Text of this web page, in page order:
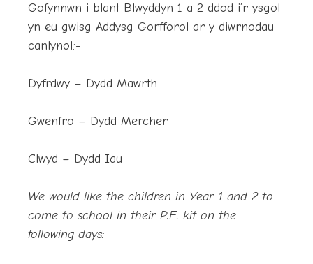
Gofynnwn i blant Blwyddyn 1 a 2 ddod i’r ysgol
yn eu gwisg Addysg Gorfforol ar y diwrnodau
canlynol:-
Dyfrdwy – Dydd Mawrth
Gwenfro – Dydd Mercher
Clwyd – Dydd Iau
We would like the children in Year 1 and 2 to
come to school in their P.E. kit on the
following days:-